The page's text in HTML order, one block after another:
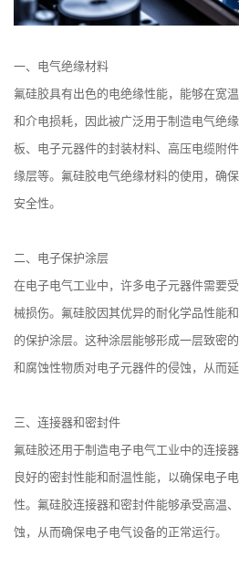
一、电气绝缘材料
氟硅胶具有出色的电绝缘性能，能够在宽
和介电损耗，因此被广泛用于制造电气绝
板、电子元器件的封装材料、高压电缆附
缘层等。氟硅胶电气绝缘材料的使用，确
安全性。
二、电子保护涂层
在电子电气工业中，许多电子元器件需要
械损伤。氟硅胶因其优异的耐化学品性能
的保护涂层。这种涂层能够形成一层致密
和腐蚀性物质对电子元器件的侵蚀，从而
三、连接器和密封件
氟硅胶还用于制造电子电气工业中的连接
良好的密封性能和耐温性能，以确保电子
性。氟硅胶连接器和密封件能够承受高温
蚀，从而确保电子电气设备的正常运行。